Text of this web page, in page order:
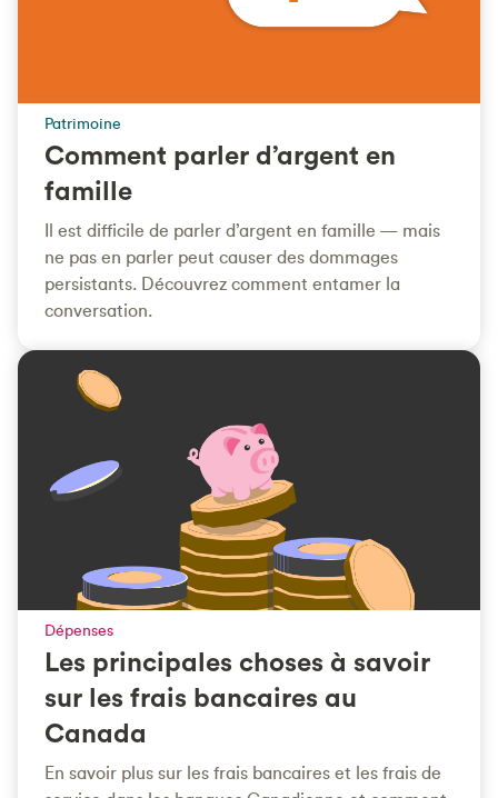
Patrimoine
Comment parler d’argent en
famille
Il est difficile de parler d’argent en famille — mais
ne pas en parler peut causer des dommages
persistants. Découvrez comment entamer la
conversation.
Dépenses
Les principales choses à savoir
sur les frais bancaires au
Canada
En savoir plus sur les frais bancaires et les frais de